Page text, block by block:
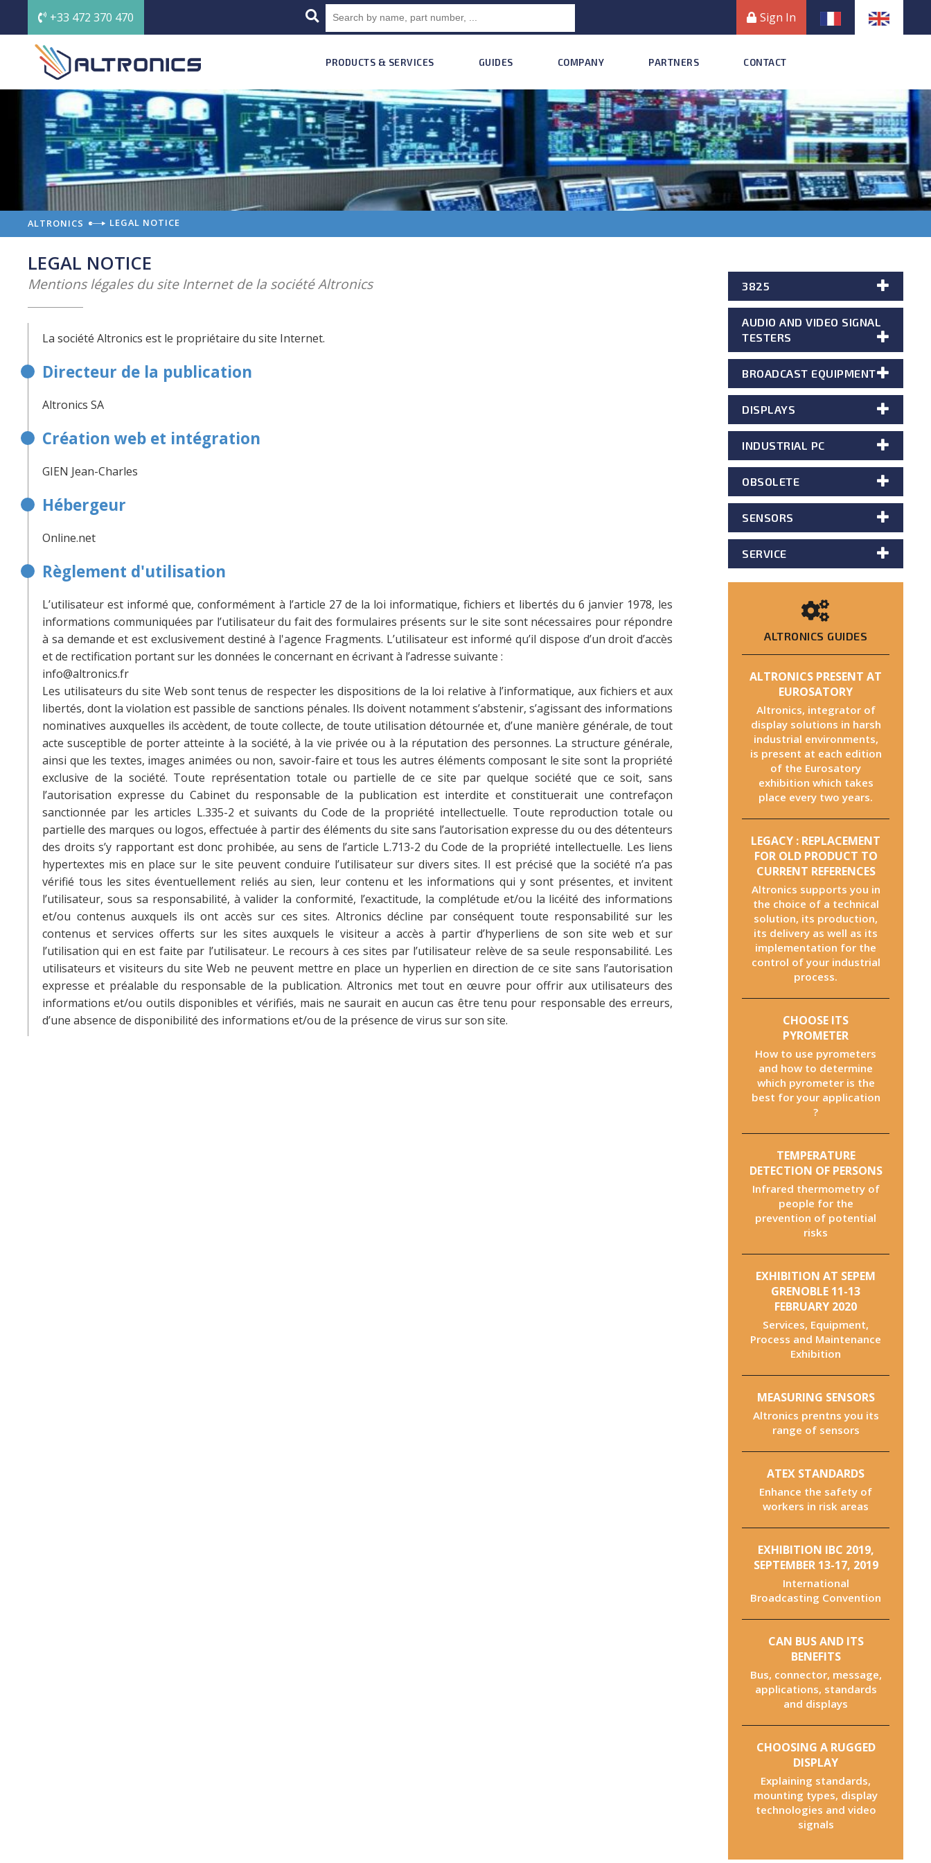
+33 472 370 470 Sign In
PRODUCTS & SERVICES GUIDES COMPANY PARTNERS CONTACT
ALTRONICS LEGAL NOTICE
LEGAL NOTICE
Mentions légales du site Internet de la société Altronics
La société Altronics est le propriétaire du site Internet.
Directeur de la publication
Altronics SA
Création web et intégration
GIEN Jean-Charles
Hébergeur
Online.net
Règlement d'utilisation
L’utilisateur est informé que, conformément à l’article 27 de la loi informatique, fichiers et libertés du 6 janvier 1978, les
informations communiquées par l’utilisateur du fait des formulaires présents sur le site sont nécessaires pour répondre
à sa demande et est exclusivement destiné à l'agence Fragments. L’utilisateur est informé qu’il dispose d’un droit d’accès
et de rectification portant sur les données le concernant en écrivant à l’adresse suivante :
info@altronics.fr
Les utilisateurs du site Web sont tenus de respecter les dispositions de la loi relative à l’informatique, aux fichiers et aux
libertés, dont la violation est passible de sanctions pénales. Ils doivent notamment s’abstenir, s’agissant des informations
nominatives auxquelles ils accèdent, de toute collecte, de toute utilisation détournée et, d’une manière générale, de tout
acte susceptible de porter atteinte à la société, à la vie privée ou à la réputation des personnes. La structure générale,
ainsi que les textes, images animées ou non, savoir-faire et tous les autres éléments composant le site sont la propriété
exclusive de la société. Toute représentation totale ou partielle de ce site par quelque société que ce soit, sans
l’autorisation expresse du Cabinet du responsable de la publication est interdite et constituerait une contrefaçon
sanctionnée par les articles L.335-2 et suivants du Code de la propriété intellectuelle. Toute reproduction totale ou
partielle des marques ou logos, effectuée à partir des éléments du site sans l’autorisation expresse du ou des détenteurs
des droits s’y rapportant est donc prohibée, au sens de l’article L.713-2 du Code de la propriété intellectuelle. Les liens
hypertextes mis en place sur le site peuvent conduire l’utilisateur sur divers sites. Il est précisé que la société n’a pas
vérifié tous les sites éventuellement reliés au sien, leur contenu et les informations qui y sont présentes, et invitent
l’utilisateur, sous sa responsabilité, à valider la conformité, l’exactitude, la complétude et/ou la licéité des informations
et/ou contenus auxquels ils ont accès sur ces sites. Altronics décline par conséquent toute responsabilité sur les
contenus et services offerts sur les sites auxquels le visiteur a accès à partir d’hyperliens de son site web et sur
l’utilisation qui en est faite par l’utilisateur. Le recours à ces sites par l’utilisateur relève de sa seule responsabilité. Les
utilisateurs et visiteurs du site Web ne peuvent mettre en place un hyperlien en direction de ce site sans l’autorisation
expresse et préalable du responsable de la publication. Altronics met tout en œuvre pour offrir aux utilisateurs des
informations et/ou outils disponibles et vérifiés, mais ne saurait en aucun cas être tenu pour responsable des erreurs,
d’une absence de disponibilité des informations et/ou de la présence de virus sur son site.
3825
AUDIO AND VIDEO SIGNAL
TESTERS
BROADCAST EQUIPMENT
DISPLAYS
INDUSTRIAL PC
OBSOLETE
SENSORS
SERVICE
ALTRONICS GUIDES
ALTRONICS PRESENT AT
EUROSATORY
Altronics, integrator of
display solutions in harsh
industrial environments,
is present at each edition
of the Eurosatory
exhibition which takes
place every two years.
LEGACY : REPLACEMENT
FOR OLD PRODUCT TO
CURRENT REFERENCES
Altronics supports you in
the choice of a technical
solution, its production,
its delivery as well as its
implementation for the
control of your industrial
process.
CHOOSE ITS
PYROMETER
How to use pyrometers
and how to determine
which pyrometer is the
best for your application
?
TEMPERATURE
DETECTION OF PERSONS
Infrared thermometry of
people for the
prevention of potential
risks
EXHIBITION AT SEPEM
GRENOBLE 11-13
FEBRUARY 2020
Services, Equipment,
Process and Maintenance
Exhibition
MEASURING SENSORS
Altronics prentns you its
range of sensors
ATEX STANDARDS
Enhance the safety of
workers in risk areas
EXHIBITION IBC 2019,
SEPTEMBER 13-17, 2019
International
Broadcasting Convention
CAN BUS AND ITS
BENEFITS
Bus, connector, message,
applications, standards
and displays
CHOOSING A RUGGED
DISPLAY
Explaining standards,
mounting types, display
technologies and video
signals